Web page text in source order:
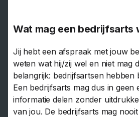
Wat mag een bedrijfsarts
Jij hebt een afspraak met jouw
weten wat hij/zij wel en niet mag
belangrijk: bedrijfsartsen hebben
Een bedrijfsarts mag dus in geen
informatie delen zonder
van jou. De bedrijfsarts mag